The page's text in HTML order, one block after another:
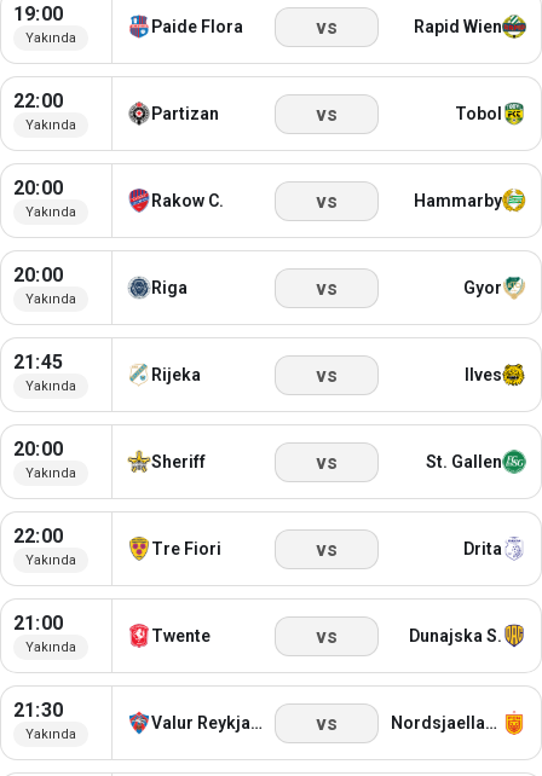
19:00
Yakında
Paide Flora vs Rapid Wien
22:00
Yakında
Partizan vs Tobol
20:00
Yakında
Rakow C. vs Hammarby
20:00
Yakında
Riga vs Gyor
21:45
Yakında
Rijeka vs Ilves
20:00
Yakında
Sheriff vs St. Gallen
22:00
Yakında
Tre Fiori vs Drita
21:00
Yakında
Twente vs Dunajska S.
21:30
Yakında
Valur Reykjavik vs Nordsjaelland